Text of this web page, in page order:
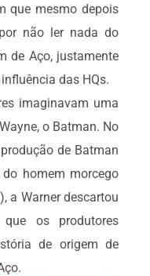
que mesmo depois
não ler nada do
de Aço, justamente
das HQs.
imaginavam uma
o Batman. No
de Batman
homem morcego
a Warner descartou
os produtores
de origem de